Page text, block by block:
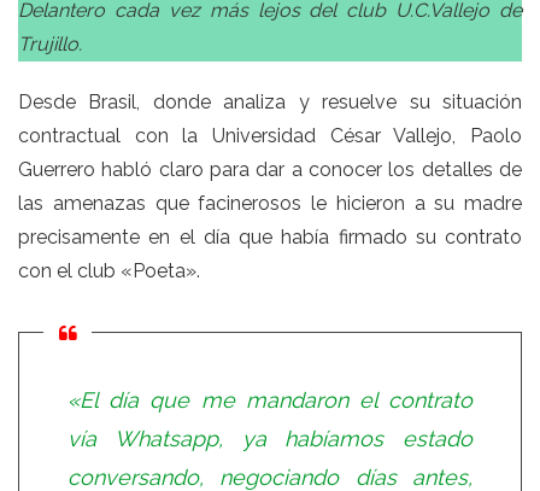
Delantero cada vez más lejos del club U.C.Vallejo de
Trujillo.
Desde Brasil, donde analiza y resuelve su situación
contractual con la Universidad César Vallejo, Paolo
Guerrero habló claro para dar a conocer los detalles de
las amenazas que facinerosos le hicieron a su madre
precisamente en el día que había firmado su contrato
con el club «Poeta».
«El día que me mandaron el contrato
vía Whatsapp, ya habíamos estado
conversando, negociando días antes,